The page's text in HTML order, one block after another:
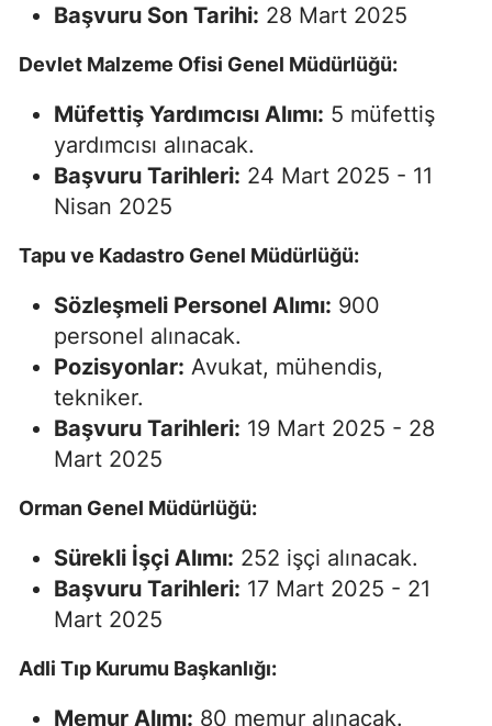
Başvuru Son Tarihi: 28 Mart 2025
Devlet Malzeme Ofisi Genel Müdürlüğü:
Müfettiş Yardımcısı Alımı: 5 müfettiş
yardımcısı alınacak.
Başvuru Tarihleri: 24 Mart 2025 - 11
Nisan 2025
Tapu ve Kadastro Genel Müdürlüğü:
Sözleşmeli Personel Alımı: 900
personel alınacak.
Pozisyonlar: Avukat, mühendis,
tekniker.
Başvuru Tarihleri: 19 Mart 2025 - 28
Mart 2025
Orman Genel Müdürlüğü:
Sürekli İşçi Alımı: 252 işçi alınacak.
Başvuru Tarihleri: 17 Mart 2025 - 21
Mart 2025
Adli Tıp Kurumu Başkanlığı:
Memur Alımı: 80 memur alınacak.